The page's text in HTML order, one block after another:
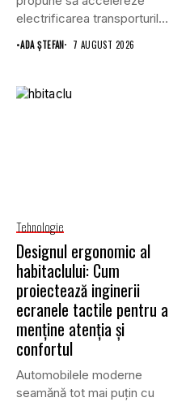
electrificarea transporturilor,
a clădirilor și a...
•ADA ȘTEFAN 7 AUGUST 2026
Tehnologie
Designul ergonomic al
habitaclului: Cum
proiectează inginerii
ecranele tactile pentru a
menține atenția și
confortul
Automobilele moderne
seamănă tot mai puțin cu